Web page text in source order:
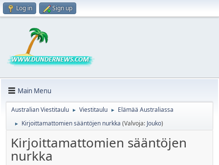
Log in Sign up
Main Menu
Australian Viestitaulu ► Viestitaulu ► Elämää Australiassa
► Kirjoittamattomien sääntöjen nurkka (Valvoja: Jouko)
Kirjoittamattomien sääntöjen
nurkka